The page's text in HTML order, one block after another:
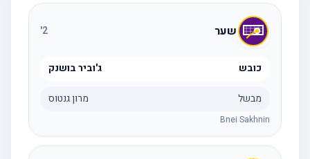
שער
כובש ג'וביר בושנק
מבשל מרון גנטוס
Bnei Sakhnin